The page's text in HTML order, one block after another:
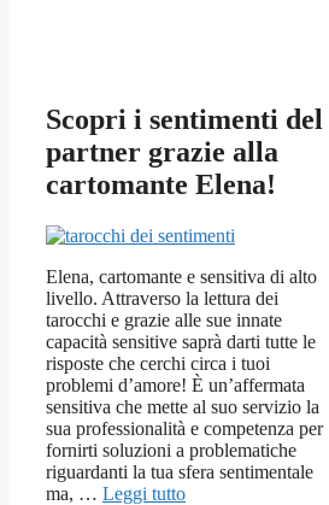
Scopri i sentimenti del
partner grazie alla
cartomante Elena!
Elena, cartomante e sensitiva di alto
livello. Attraverso la lettura dei
tarocchi e grazie alle sue innate
capacità sensitive saprà darti tutte le
risposte che cerchi circa i tuoi
problemi d’amore! È un’affermata
sensitiva che mette al suo servizio la
sua professionalità e competenza per
fornirti soluzioni a problematiche
riguardanti la tua sfera sentimentale
ma, … Leggi tutto